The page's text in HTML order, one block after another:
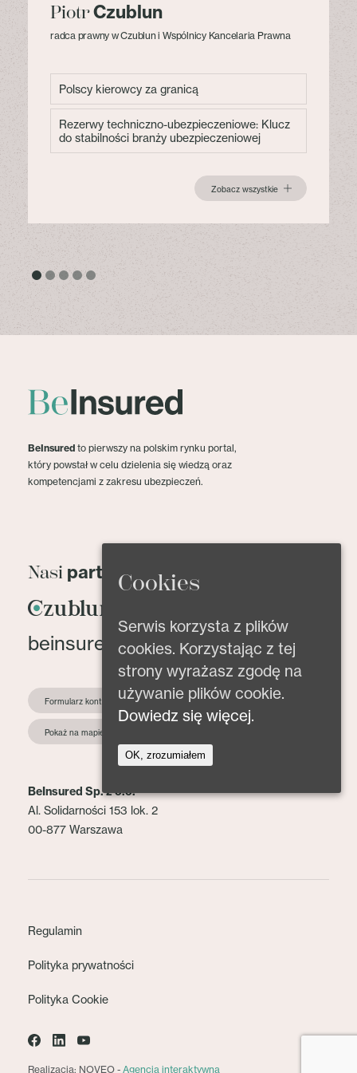
PiotrCzublun
radca prawny w Czublun i Wspólnicy Kancelaria Prawna
Polscy kierowcy za granicą
Rezerwy techniczno-ubezpieczeniowe: Klucz
do stabilności branży ubezpieczeniowej
Zobacz wszystkie
BeInsured to pierwszy na polskim rynku portal,
który powstał w celu dzielenia się wiedzą oraz
kompetencjami z zakresu ubezpieczeń.
Nasi partnerzy
beinsured@beinsured.pl
Formularz kontaktowy
Pokaż na mapie
BeInsured Sp. z o.o.
Al. Solidarności 153 lok. 2
00-877 Warszawa
Regulamin
Polityka prywatności
Polityka Cookie
Realizacja: NOVEO - Agencja interaktywna
Cookies
Serwis korzysta z plików
cookies. Korzystając z tej
strony wyrażasz zgodę na
używanie plików cookie.
Dowiedz się więcej.
OK, zrozumiałem